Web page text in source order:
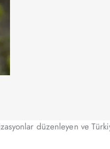
düzenleyen ve